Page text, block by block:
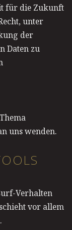
für die Zukunft
unter
der
Daten zu
uns wenden.
Verhalten
vor allem